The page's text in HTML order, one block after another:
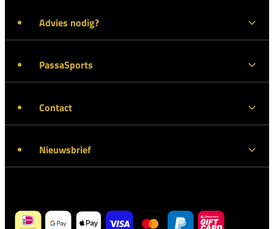
Advies nodig?
PassaSports
Contact
Nieuwsbrief